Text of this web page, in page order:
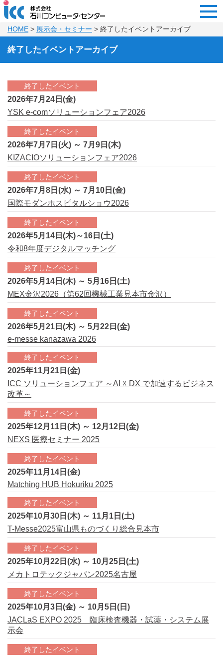
HOME > 展示会・セミナー > 終了したイベントアーカイブ
終了したイベントアーカイブ
終了したイベント
2026年7月24日(金)
YSK e-comソリューションフェア2026
終了したイベント
2026年7月7日(火) ～ 7月9日(木)
KIZACIOソリューションフェア2026
終了したイベント
2026年7月8日(水) ～ 7月10日(金)
国際モダンホスピタルショウ2026
終了したイベント
2026年5月14日(木)～16日(土)
令和8年度デジタルマッチング
終了したイベント
2026年5月14日(木) ～ 5月16日(土)
MEX金沢2026（第62回機械工業見本市金沢）
終了したイベント
2026年5月21日(木) ～ 5月22日(金)
e-messe kanazawa 2026
終了したイベント
2025年11月21日(金)
ICC ソリューションフェア ～AI ☓ DX で加速するビジネス
改革～
終了したイベント
2025年12月11日(木) ～ 12月12日(金)
NEXS 医療セミナー 2025
終了したイベント
2025年11月14日(金)
Matching HUB Hokuriku 2025
終了したイベント
2025年10月30日(木) ～ 11月1日(土)
T-Messe2025富山県ものづくり総合見本市
終了したイベント
2025年10月22日(水) ～ 10月25日(土)
メカトロテックジャパン2025名古屋
終了したイベント
2025年10月3日(金) ～ 10月5日(日)
JACLaS EXPO 2025 臨床検査機器・試薬・システム展
示会
終了したイベント